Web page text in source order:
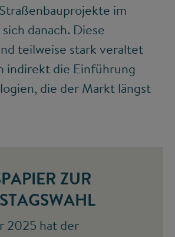
im
danach. Diese
teilweise stark veraltet
indirekt die Einführung
die der Markt längst
ZUR
2025 hat der